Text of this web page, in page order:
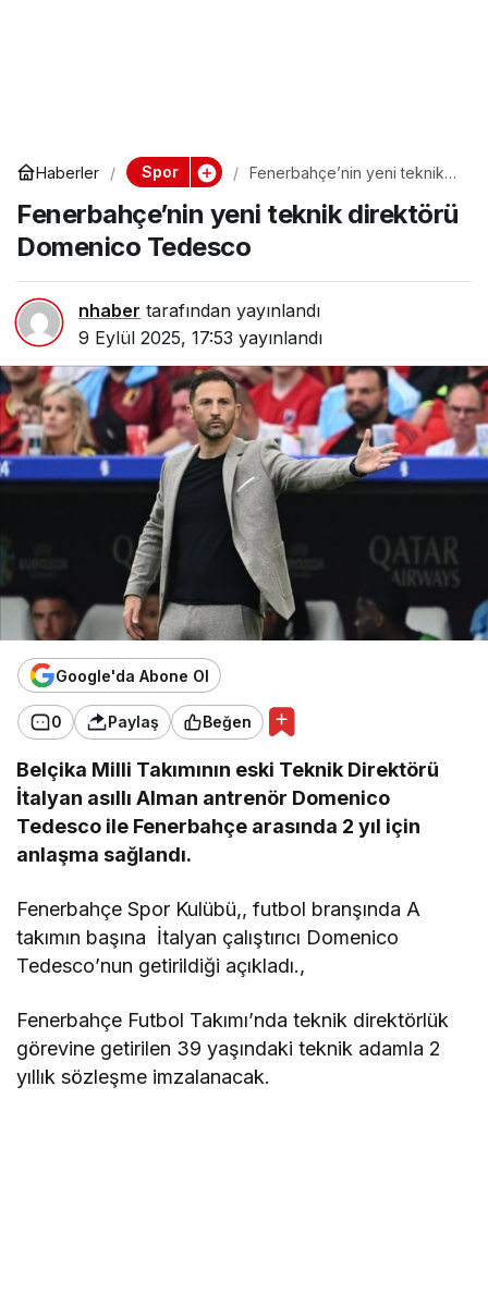
Haberler Spor
Fenerbahçe’nin yeni teknik
Tedesco
Fenerbahçe’nin yeni teknik direktörü
Domenico Tedesco
nhaber tarafından yayınlandı
9 Eylül 2025, 17:53 yayınlandı
Google'da Abone Ol
0 Paylaş Beğen
Belçika Milli Takımının eski Teknik Direktörü
İtalyan asıllı Alman antrenör Domenico
Tedesco ile Fenerbahçe arasında 2 yıl için
anlaşma sağlandı.
Fenerbahçe Spor Kulübü,, futbol branşında A
takımın başına İtalyan çalıştırıcı Domenico
Tedesco’nun getirildiği açıkladı.,
Fenerbahçe Futbol Takımı’nda teknik direktörlük
görevine getirilen 39 yaşındaki teknik adamla 2
yıllık sözleşme imzalanacak.